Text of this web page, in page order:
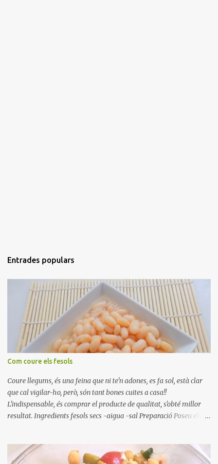
Entrades populars
Com coure els fesols
Coure llegums, és una feina que ni te'n adones, es fa sol, està clar
que cal vigilar-ho, però, són tant bones cuites a casa!!
L'indispensable, és comprar el producte de qualitat, s'obté millor
resultat. Ingredients fesols secs -aigua -sal Preparació Poseu els
quan arrenca el bull, canvieu l'aigua bullint, per aigua freda,